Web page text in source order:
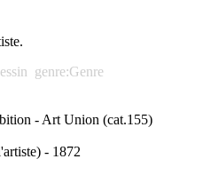
genre:Genre
- Art Union (cat.155)
- 1872